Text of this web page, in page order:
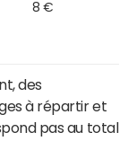
8 €
des
à répartir et
pas au total